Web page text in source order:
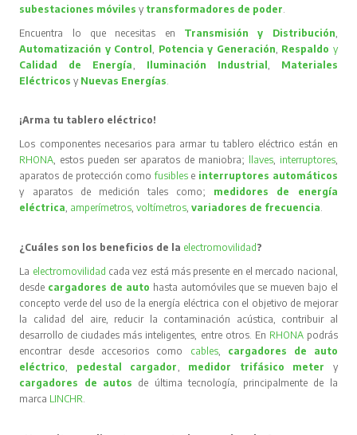
subestaciones móvilesy transformadores de poder
Encuentra lo que necesitas en Transmisión y Distribución
Automatización y Control
Potencia y Generación Respaldo y
Calidad de Energía
Iluminación Industrial
Materiales
Eléctricos y Nuevas Energías
¡Arma tu tablero eléctrico!
Los componentes necesarios para armar tu tablero eléctrico están en
RHONA , estos pueden ser aparatos de maniobra; llaves, interruptores,
aparatos de protección comofusibles e interruptores automáticos
y aparatos de medición tales como; medidores de energía
eléctrica amperímetros ,voltímetros ,variadores de frecuencia
¿Cuáles son los beneficios de la electromovilidad?
La electromovilidad cada vez está más presente en el mercado nacional,
desde cargadores de auto hasta automóviles que se mueven bajo el
concepto verde del uso de la energía eléctrica con el objetivo de mejorar
la calidad del aire, reducir la contaminación acústica, contribuir al
desarrollo de ciudades más inteligentes, entre otros. En RHONA podrás
encontrar desde accesorios como cables, cargadores de auto
eléctrico
pedestal cargador medidor trifásico meter
y
cargadores de autos de última tecnología, principalmente de la
marca LINCHR